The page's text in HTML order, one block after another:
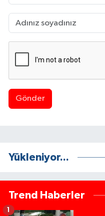
Gönder
Yükleniyor...
Trend Haberler
1